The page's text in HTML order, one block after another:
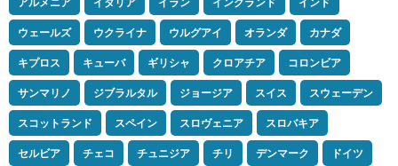
ウェールズ
ウクライナ ウルグアイ オランダ
カナダ
キプロス
キューバ ギリシャ クロアチア
コロンビア
サンマリノ
ジブラルタル ジョージア スイス
スウェーデン
スコットランド
スペイン スロヴェニア
スロバキア
セルビア
チェコ チュニジア チリ デンマーク ドイツ